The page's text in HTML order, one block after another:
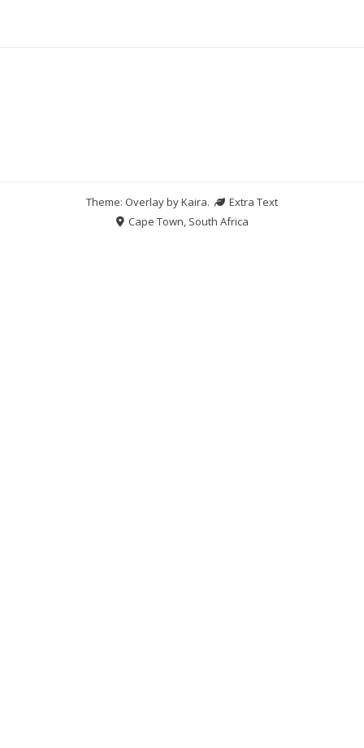
Theme: Overlay byKaira.
Extra Text
Cape Town, South Africa